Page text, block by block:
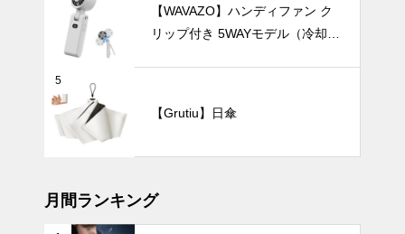
すすめ4選｜
通勤やお出か
けにぴったり
北欧からモダ
ンまで。ホワ
イト花瓶で楽
おすすめ30
【WAVAZO】ハンディファン ク
リップ付き 5WAYモデル（冷却プ
5
【Grutiu】日傘
月間ランキング